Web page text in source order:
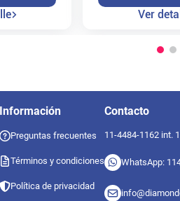
Ver
Información
Preguntas frecuentes
Términos y condiciones
Política de privacidad
Contacto
11-4484-1162 int.
WhatsApp: